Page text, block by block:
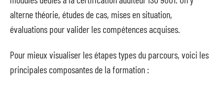
alterne théorie, études de cas, mises en situation,
évaluations pour valider les compétences acquises.
Pour mieux visualiser les étapes types du parcours, voici les
principales composantes de la formation :